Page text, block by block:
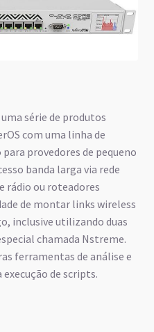
série de produtos
com uma linha de
provedores de pequeno
banda larga via rede
rádio ou roteadores
de montar links wireless
inclusive utilizando duas
chamada Nstreme.
ferramentas de análise e
de scripts.